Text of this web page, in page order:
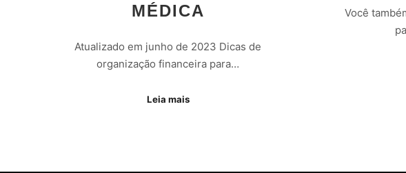
MÉDICA
Atualizado em junho de 2023 Dicas de
organização financeira para…
Leia mais
Você